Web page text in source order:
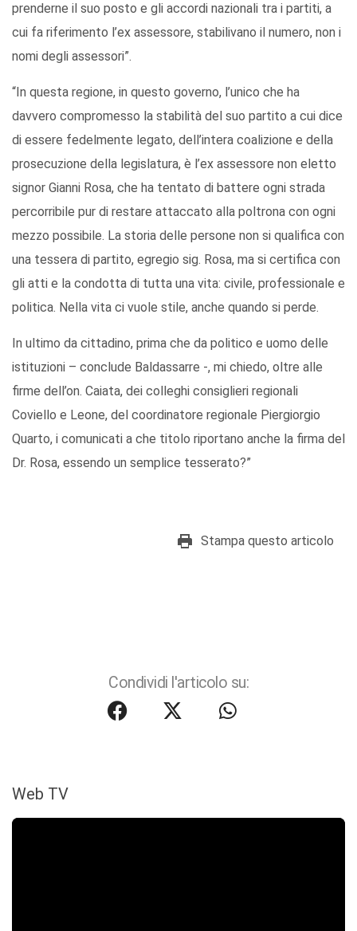
prenderne il suo posto e gli accordi nazionali tra i partiti, a
cui fa riferimento l’ex assessore, stabilivano il numero, non i
nomi degli assessori”.
“In questa regione, in questo governo, l’unico che ha
davvero compromesso la stabilità del suo partito a cui dice
di essere fedelmente legato, dell’intera coalizione e della
prosecuzione della legislatura, è l’ex assessore non eletto
signor Gianni Rosa, che ha tentato di battere ogni strada
percorribile pur di restare attaccato alla poltrona con ogni
mezzo possibile. La storia delle persone non si qualifica con
una tessera di partito, egregio sig. Rosa, ma si certifica con
gli atti e la condotta di tutta una vita: civile, professionale e
politica. Nella vita ci vuole stile, anche quando si perde.
In ultimo da cittadino, prima che da politico e uomo delle
istituzioni – conclude Baldassarre -, mi chiedo, oltre alle
firme dell’on. Caiata, dei colleghi consiglieri regionali
Coviello e Leone, del coordinatore regionale Piergiorgio
Quarto, i comunicati a che titolo riportano anche la firma del
Dr. Rosa, essendo un semplice tesserato?”
Stampa questo articolo
Condividi l'articolo su:
Web TV